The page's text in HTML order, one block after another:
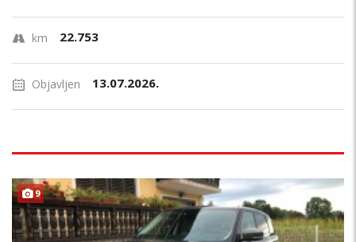
km 22.753
Objavljen 13.07.2026.
9